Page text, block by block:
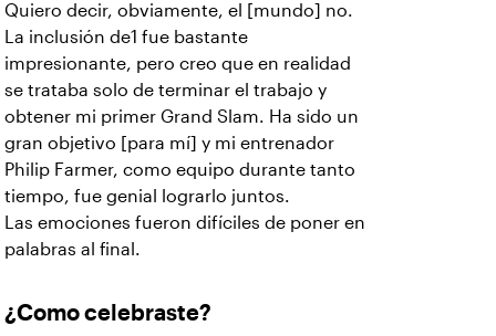
Quiero decir, obviamente, el [mundo] no.
La inclusión de1 fue bastante
impresionante, pero creo que en realidad
se trataba solo de terminar el trabajo y
obtener mi primer Grand Slam. Ha sido un
gran objetivo [para mí] y mi entrenador
Philip Farmer, como equipo durante tanto
tiempo, fue genial lograrlo juntos.
Las emociones fueron difíciles de poner en
palabras al final.
¿Como celebraste?